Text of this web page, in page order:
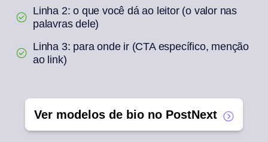
Linha 2: o que você dá ao leitor (o valor nas
palavras dele)
Linha 3: para onde ir (CTA específico, menção
ao link)
Ver modelos de bio no PostNext